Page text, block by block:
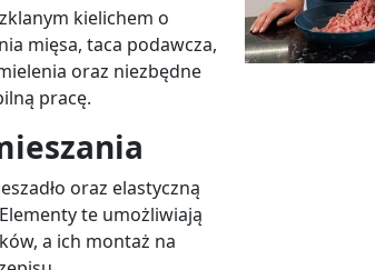
kielichem o
mięsa, taca podawcza,
oraz niezbędne
pracę.
oraz elastyczną
te umożliwiają
a ich montaż na